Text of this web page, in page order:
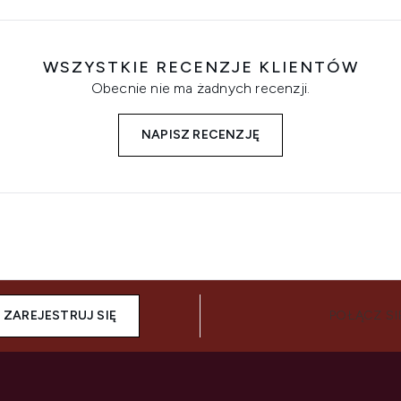
WSZYSTKIE RECENZJE KLIENTÓW
Obecnie nie ma żadnych recenzji.
NAPISZ RECENZJĘ
ZAREJESTRUJ SIĘ POŁĄCZ